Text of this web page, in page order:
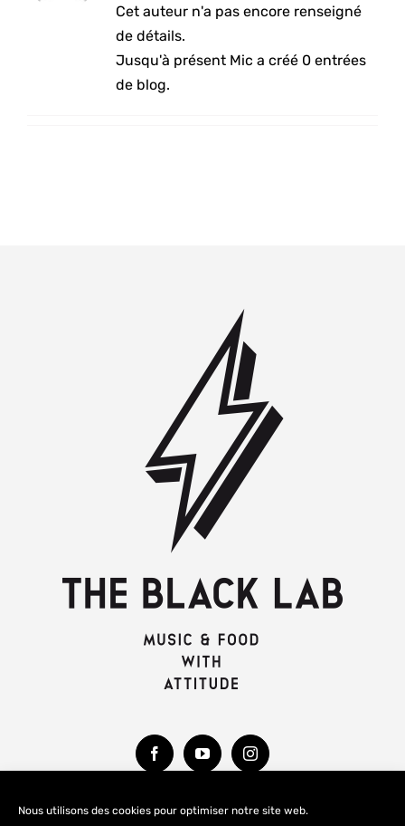
Nous utilisons des cookies pour optimiser notre site web.
Cet auteur n'a pas encore renseigné
de détails.
Jusqu'à présent Mic a créé 0 entrées
de blog.